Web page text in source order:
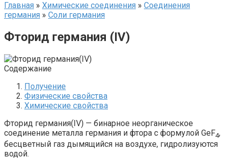
Главная » Химические соединения » Соединения
германия‎ » Соли германия‎
Фторид германия (IV)
Содержание
Получение
Физические свойства
Химические свойства
Фторид германия(IV) — бинарное неорганическое
соединение металла германия и фтора с формулой GeF4,
бесцветный газ дымящийся на воздухе, гидролизуются
водой.